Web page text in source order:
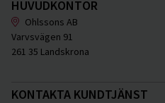
HUVUDKONTOR
Ohlssons AB
Varvsvägen 91
261 35 Landskrona
KONTAKTA KUNDTJÄNST